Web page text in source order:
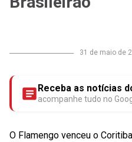
31 de maio de
Receba as notícias
acompanhe tudo no
O Flamengo venceu o